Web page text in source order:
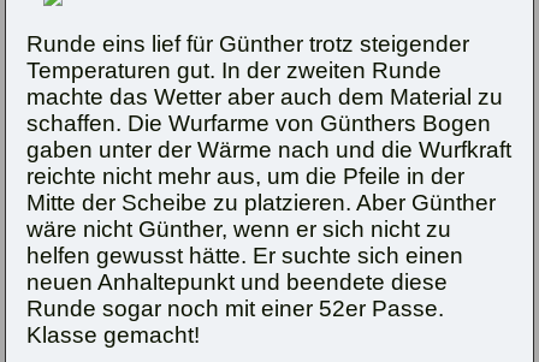
Runde eins lief für Günther trotz steigender
Temperaturen gut. In der zweiten Runde
machte das Wetter aber auch dem Material zu
schaffen. Die Wurfarme von Günthers Bogen
gaben unter der Wärme nach und die Wurfkraft
reichte nicht mehr aus, um die Pfeile in der
Mitte der Scheibe zu platzieren. Aber Günther
wäre nicht Günther, wenn er sich nicht zu
helfen gewusst hätte. Er suchte sich einen
neuen Anhaltepunkt und beendete diese
Runde sogar noch mit einer 52er Passe.
Klasse gemacht!